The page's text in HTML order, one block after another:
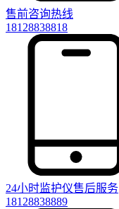
售前咨询热线
18128838818
24小时监护仪售后服务
18128838889